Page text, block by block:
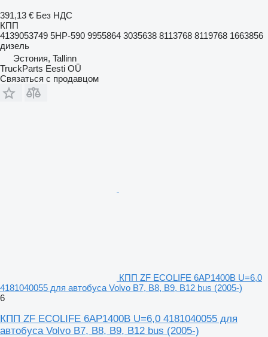
391,13 € Без НДС
КПП
4139053749 5HP-590 9955864 3035638 8113768 8119768 1663856
дизель
Эстония, Tallinn
TruckParts Eesti OÜ
Связаться с продавцом
КПП ZF ECOLIFE 6AP1400B U=6,0
4181040055 для автобуса Volvo B7, B8, B9, B12 bus (2005-)
6
КПП ZF ECOLIFE 6AP1400B U=6,0 4181040055 для
автобуса Volvo B7, B8, B9, B12 bus (2005-)